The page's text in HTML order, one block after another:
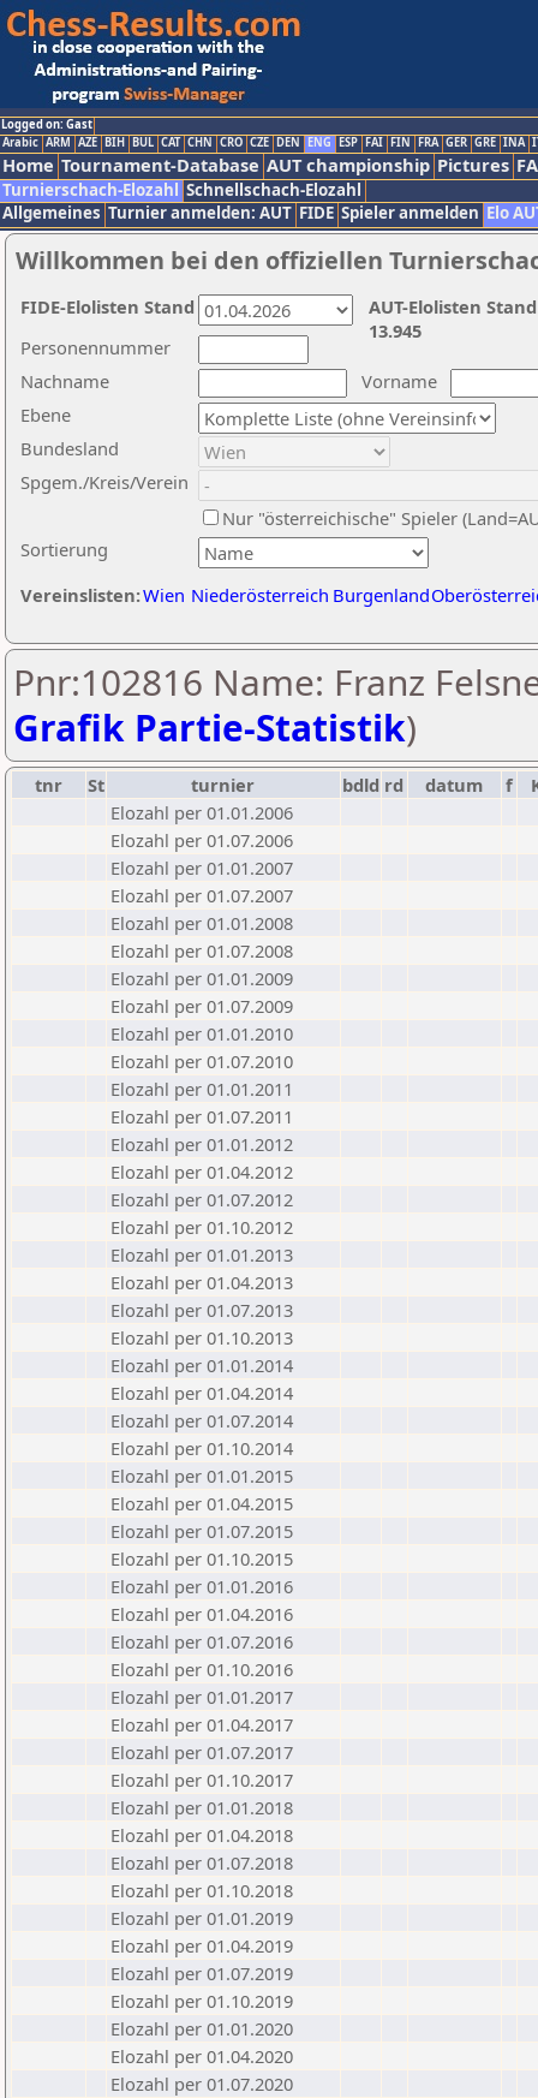
Logged on: Gast
Arabic ARM AZE BIH BUL CAT CHN CRO CZE DEN ENG ESP FAI FIN FRA GER GRE INA
Home Tournament-Database AUT championship Pictures
Turnierschach-Elozahl Schnellschach-Elozahl
Allgemeines Turnier anmelden: AUT FIDE Spieler anmelden Elo
Willkommen bei den offiziellen
Nachname
Vorname
Ebene
Sortierung
Personennummer
Bundesland
Spgem./Kreis/Verein
Nur "österreichische" Spieler
Vereinslisten:Wien Niederösterreich Burgenland
AUT-Elolisten
13.945
FIDE-Elolisten Stand
Pnr:102816 Name: Franz
Grafik Partie-Statistik)
tnr St turnier bdld rd datum f
Elozahl per 01.01.2006
Elozahl per 01.07.2006
Elozahl per 01.01.2007
Elozahl per 01.07.2007
Elozahl per 01.01.2008
Elozahl per 01.07.2008
Elozahl per 01.01.2009
Elozahl per 01.07.2009
Elozahl per 01.01.2010
Elozahl per 01.07.2010
Elozahl per 01.01.2011
Elozahl per 01.07.2011
Elozahl per 01.01.2012
Elozahl per 01.04.2012
Elozahl per 01.07.2012
Elozahl per 01.10.2012
Elozahl per 01.01.2013
Elozahl per 01.04.2013
Elozahl per 01.07.2013
Elozahl per 01.10.2013
Elozahl per 01.01.2014
Elozahl per 01.04.2014
Elozahl per 01.07.2014
Elozahl per 01.10.2014
Elozahl per 01.01.2015
Elozahl per 01.04.2015
Elozahl per 01.07.2015
Elozahl per 01.10.2015
Elozahl per 01.01.2016
Elozahl per 01.04.2016
Elozahl per 01.07.2016
Elozahl per 01.10.2016
Elozahl per 01.01.2017
Elozahl per 01.04.2017
Elozahl per 01.07.2017
Elozahl per 01.10.2017
Elozahl per 01.01.2018
Elozahl per 01.04.2018
Elozahl per 01.07.2018
Elozahl per 01.10.2018
Elozahl per 01.01.2019
Elozahl per 01.04.2019
Elozahl per 01.07.2019
Elozahl per 01.10.2019
Elozahl per 01.01.2020
Elozahl per 01.04.2020
Elozahl per 01.07.2020